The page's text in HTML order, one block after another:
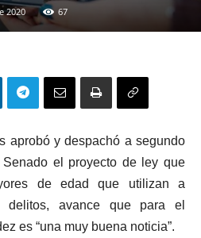
2020 67
aprobó y despachó a segundo
el proyecto de ley que
de edad que utilizan a
delitos, avance que para el
es “una muy buena noticia”.